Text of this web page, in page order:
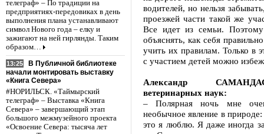
телеграф» – По традиции на
предприятиях-передовиках в день
выполнения плана устанавливают
символ Нового года – елку и
зажигают на ней гирлянды. Таким
образом…
13:25
В Публичной библиотеке
начали монтировать выставку
«Книга Севера»
#НОРИЛЬСК. «Таймырский
телеграф» – Выставка «Книга
Севера» – завершающий этап
большого межмузейного проекта
«Освоение Севера: тысяча лет
водителей, но нельзя
проезжей части такой же
Все идет из семьи.
объяснять, как себя
учить их правилам. Только в
с участием детей можно
Александр
ветеринарных наук:
– Полярная ночь мне
необычное явление в
это я люблю. Я даже иногда